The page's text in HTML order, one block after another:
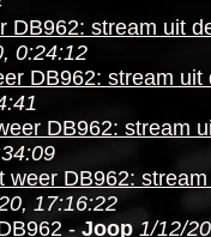
DB962: stream uit
0:24:12
DB962: stream uit
DB962: stream
weer DB962:
17:16:22
- Joop 1/12/